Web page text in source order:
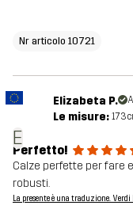
Nr articolo 10721
E
Elizabeta P.
Le misure:
Perfetto!
Calze perfette per fare
robusti.
La presente è una traduzione.